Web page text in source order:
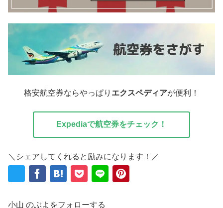
格安航空券ならやっぱり エクスペディアが便利！
Expediaで航空券をチェック！
＼シェアしてくれると励みになります！／
小山 のぶよをフォローする